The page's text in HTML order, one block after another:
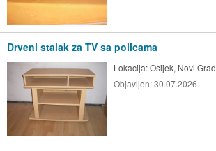
Drveni stalak za TV sa policama
Lokacija:Osijek, Novi Grad
Objavljen:30.07.2026.